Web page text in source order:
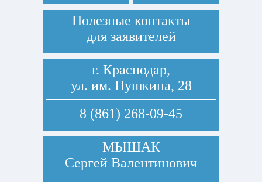
Полезные контакты
для заявителей
г. Краснодар,
ул. им. Пушкина, 28
8 (861) 268-09-45
МЫШАК
Сергей Валентинович